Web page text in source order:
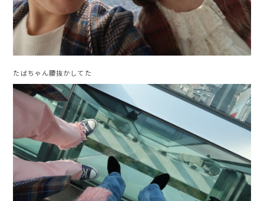
たばちゃん腰抜かしてた